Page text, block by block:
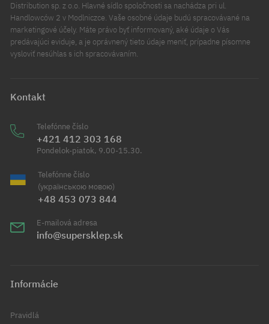
Distribution sp. z o.o. Hlavné sídlo spoločnosti sa nachádza pri ul.
Handlowców 2 v Modlniczce. Vaše osobné údaje budú spracovávané na
marketingové účely. Máte právo byť informovaný, aké údaje o Vás
predávajúci eviduje, a je oprávnený tieto údaje meniť, prípadne písomne
vysloviť nesúhlas s ich spracovávaním.
Kontakt
Telefónne číslo
+421 412 303 168
Pondelok-piatok, 9.00-15.30.
Telefónne číslo
(українською мовою)
+48 453 073 844
E-mailová adresa
info@supersklep.sk
Informácie
Pravidlá